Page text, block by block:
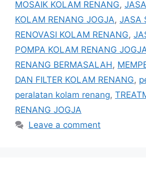
MOSAIK KOLAM RENANG,
KOLAM RENANG JOGJA, JASA
RENOVASI KOLAM RENANG,
POMPA KOLAM RENANG
RENANG BERMASALAH,
DAN FILTER KOLAM RENANG,
peralatan kolam renang,
RENANG JOGJA
Leave a comment